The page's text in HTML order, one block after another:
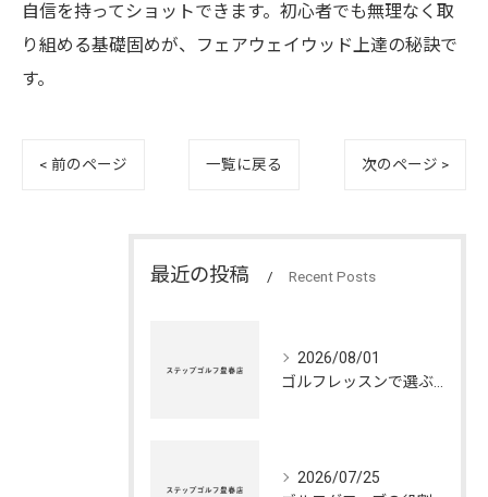
自信を持ってショットできます。初心者でも無理なく取
り組める基礎固めが、フェアウェイウッド上達の秘訣で
す。
< 前のページ 一覧に戻る 次のページ >
最近の投稿 Recent Posts
2026/08/01
2026/07/25